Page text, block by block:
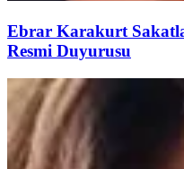
Ebrar Karakurt
Resmi Duyurusu